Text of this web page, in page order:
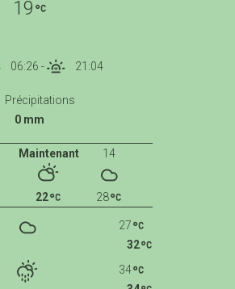
19
06:26 - 21:04
Précipitations
0 mm
Maintenant
22
14
28
27
32
34